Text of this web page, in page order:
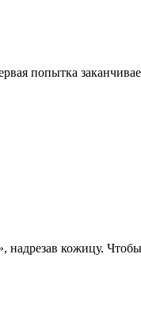
попытка
кожицу.